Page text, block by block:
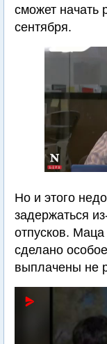
сможет начать
сентября.
Но и этого
задержаться
отпусков. Маца
сделано
выплачены не